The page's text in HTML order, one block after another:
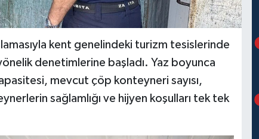
kent genelindeki turizm tesislerinde
denetimlerine başladı. Yaz boyunca
mevcut çöp konteyneri sayısı,
sağlamlığı ve hijyen koşulları tek tek